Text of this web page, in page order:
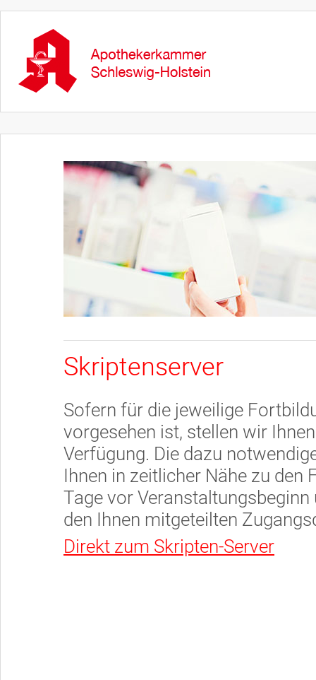
Skriptenserver
Sofern für die jeweilige
vorgesehen ist, stellen wir
Verfügung. Die dazu
Ihnen in zeitlicher Nähe zu den
Tage vor
den Ihnen mitgeteilten
Direkt zum Skripten-Server